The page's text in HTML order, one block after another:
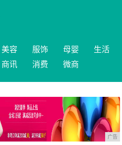
美容 服饰 母婴
生活
商讯 消费 微商
广告